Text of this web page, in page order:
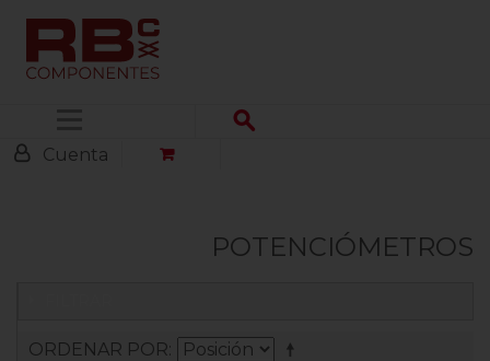
Cuenta
POTENCIÓMETROS
ORDENAR POR